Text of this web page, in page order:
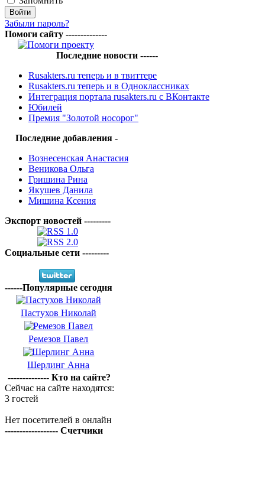
Забыли пароль?
Помоги сайту --------------
Последние новости ------
Rusakters.ru теперь и в твиттере
Rusakters.ru теперь и в Одноклассниках
Интеграция портала rusakters.ru с ВКонтакте
Юбилей
Премия "Золотой носорог"
Последние добавления -
Вознесенская Анастасия
Веникова Ольга
Гришина Рина
Якушев Данила
Мишина Ксения
Экспорт новостей ---------
Социальные сети ---------
------Популярные сегодня
Пастухов Николай
Ремезов Павел
Шерлинг Анна
-------------- Кто на сайте?
Сейчас на сайте находятся:
3 гостей
Нет посетителей в онлайн
------------------ Счетчики